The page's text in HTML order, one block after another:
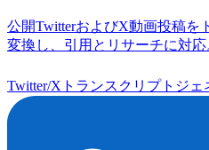
公開TwitterおよびX動画投稿を
変換し、引用とリサーチに対応
Twitter/Xトランスクリプトジェ